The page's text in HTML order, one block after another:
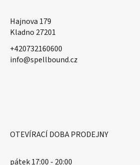
Hajnova 179
Kladno 27201
+420732160600
​info@spellbound.cz
OTEVÍRACÍ DOBA PRODEJNY
pátek 17:00 - 20:00